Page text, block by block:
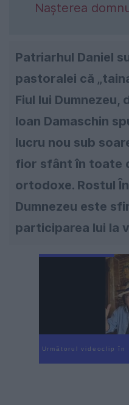
Nașterea
Patriarhul Daniel
pastoralei că
Fiul lui
Ioan Damaschin
lucru nou sub
fior sfânt în toate
ortodoxe. Rostul
Dumnezeu este
participarea lui la
Următorul videoclip în